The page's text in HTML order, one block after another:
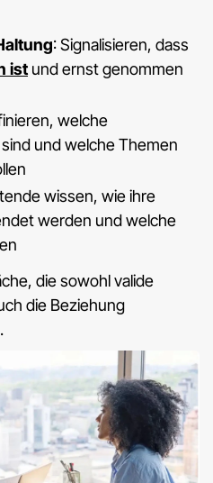
: Signalisieren, dass
ist und ernst genommen
welche
und welche Themen
wissen, wie ihre
werden und welche
die sowohl valide
die Beziehung